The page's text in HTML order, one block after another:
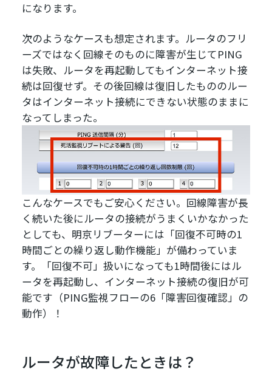
になります。
次のようなケースも想定されます。ルータのフリ
ーズではなく回線そのものに障害が生じてPING
は失敗、ルータを再起動してもインターネット接
続は回復せず。その後回線は復旧したもののルー
タはインターネット接続にできない状態のままに
なってしまった。
こんなケースでもご安心ください。回線障害が長
く続いた後にルータの接続がうまくいかなかった
としても、明京リブーターには「回復不可時の1
時間ごとの繰り返し動作機能」が備わっていま
す。「回復不可」扱いになっても1時間後にはル
ータを再起動し、インターネット接続の復旧が可
能です（PING監視フローの6「障害回復確認」の
動作）！
ルータが故障したときは？